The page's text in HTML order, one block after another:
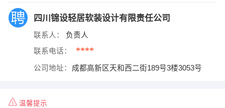
四川锦设轻居软装设计有限责任公司
联系人： 负责人
联系电话： ****
公司地址： 成都高新区天和西二街189号3楼3053号
温馨提示